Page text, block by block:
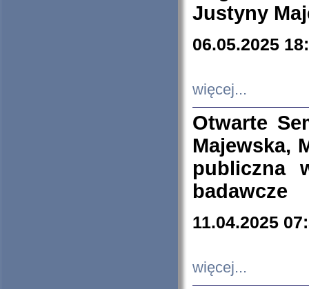
Justyny
06.05.2025
więcej...
Otwarte
Majewska,
publiczna
badawcze
11.04.2025
więcej...